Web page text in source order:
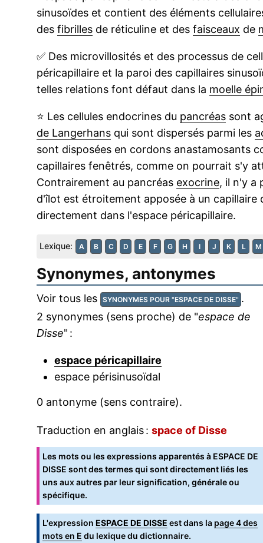
sinusoïdes et contient des éléments
des fibrilles de réticuline et des faisceaux de
✅ Des microvillosités et des processus de
péricapillaire et la paroi des capillaires
telles relations font défaut dans la moelle
⭐ Les cellules endocrines du pancréas sont
de Langerhans qui sont dispersés parmi les
sont disposées en cordons anastamosants
capillaires fenêtrés, comme on pourrait s'y
Contrairement au pancréas exocrine, il n'y a
d'îlot est étroitement apposée à un capillaire
directement dans l'espace péricapillaire.
Lexique: A B C D E F G H I J K L M
Synonymes, antonymes
Voir tous les SYNONYMES POUR "ESPACE DE DISSE" .
2 synonymes (sens proche) de "espace de
Disse" :
espace péricapillaire
espace périsinusoïdal
0 antonyme (sens contraire).
Traduction en anglais : space of Disse
Les mots ou les expressions apparentés à ESPACE DE
DISSE sont des termes qui sont directement liés les
uns aux autres par leur signification, générale ou
spécifique.
L'expression ESPACE DE DISSE est dans la page 4 des
mots en E du lexique du dictionnaire.